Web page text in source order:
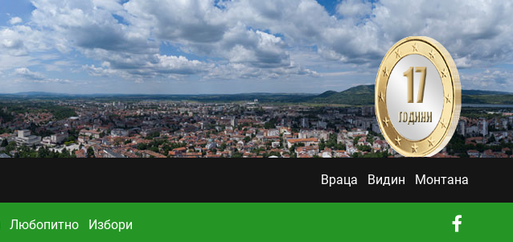
Враца Видин Монтана
Любопитно Избори